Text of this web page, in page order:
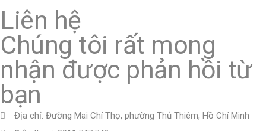
Liên hệ
Chúng tôi rất mong
nhận được phản hồi từ
bạn
Địa chỉ: Đường Mai Chí Thọ, phường Thủ Thiêm, Hồ Chí Minh